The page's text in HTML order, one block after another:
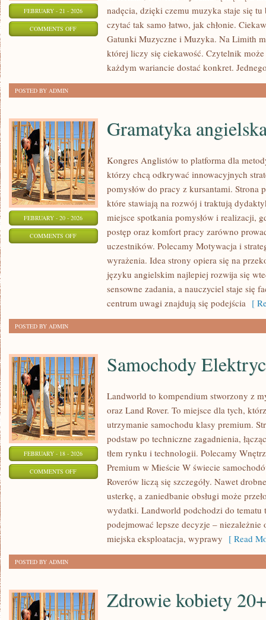
FEBRUARY - 21 - 2026
COMMENTS OFFON
MUZYCZNE
nadęcia, dzięki czemu muzyka staje się
czytać tak samo łatwo, jak chłonie.
Gatunki Muzyczne i Muzyka. Na Limith
której liczy się ciekawość. Czytelnik
każdym wariancie dostać konkret.
POSTED BY ADMIN
FEBRUARY - 20 - 2026
COMMENTS OFFON
GRAMATYKA
ANGIELSKA
Gramatyka
Kongres Anglistów to platforma dla
którzy chcą odkrywać innowacyjnych
pomysłów do pracy z kursantami. Strona
które stawiają na rozwój i traktują
miejsce spotkania pomysłów i realizacji,
postęp oraz komfort pracy zarówno
uczestników. Polecamy Motywacja i
wyrażenia. Idea strony opiera się na
języku angielskim najlepiej rozwija się
sensowne zadania, a nauczyciel staje się
centrum uwagi znajdują się podejścia [
POSTED BY ADMIN
FEBRUARY - 18 - 2026
COMMENTS OFFON
SAMOCHODY
ELEKTRYCZNE
Samochody
Landworld to kompendium stworzony z
oraz Land Rover. To miejsce dla tych,
utrzymanie samochodu klasy premium.
podstaw po techniczne zagadnienia,
tłem rynku i technologii. Polecamy
Premium w Mieście W świecie
Roverów liczą się szczegóły. Nawet
usterkę, a zaniedbanie obsługi może
wydatki. Landworld podchodzi do tematu
podejmować lepsze decyzje –
miejska eksploatacja, wyprawy [ Read
POSTED BY ADMIN
Zdrowie kobiety